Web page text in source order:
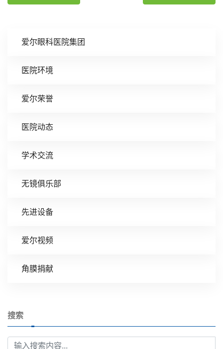
爱尔眼科医院集团
医院环境
爱尔荣誉
医院动态
学术交流
无镜俱乐部
先进设备
爱尔视频
角膜捐献
搜索